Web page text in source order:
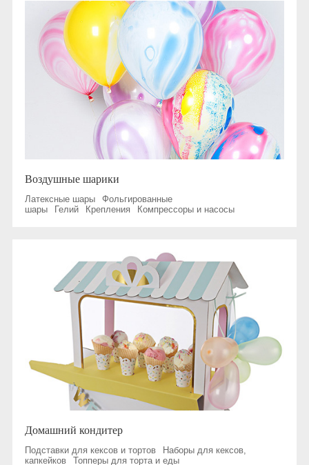
Воздушные шарики
Латексные шары
Фольгированные
шары
Гелий Крепления Компрессоры и насосы
Домашний кондитер
Подставки для кексов и тортов
Наборы для кексов,
капкейков
Топперы для торта и еды